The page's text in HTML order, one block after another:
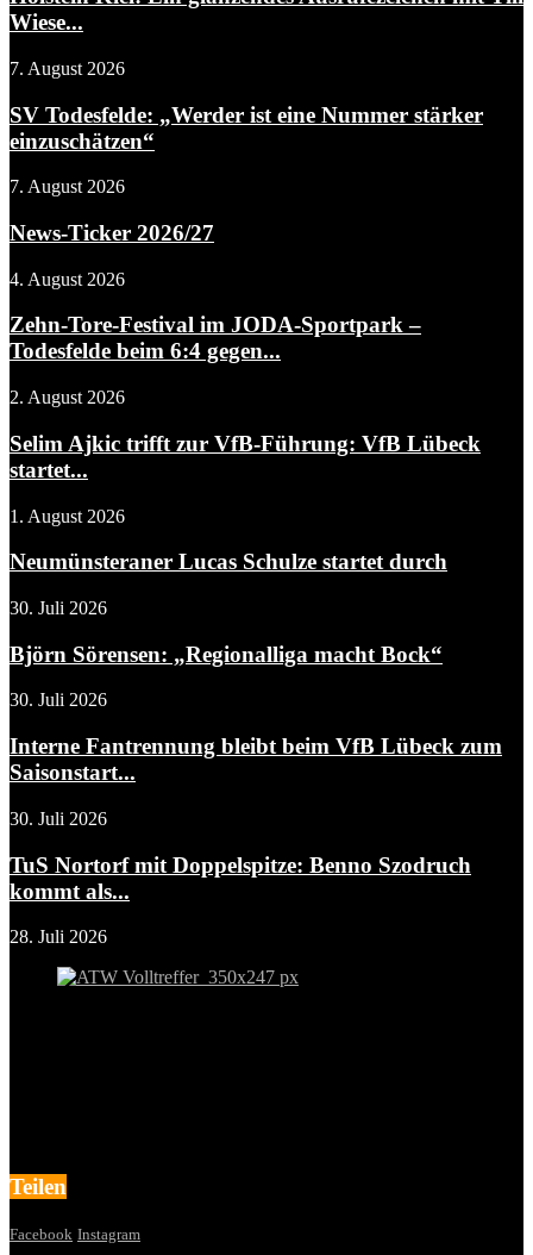
Wiese...
7. August 2026
SV Todesfelde: „Werder ist eine Nummer stärker
einzuschätzen“
7. August 2026
News-Ticker 2026/27
4. August 2026
Zehn-Tore-Festival im JODA-Sportpark –
Todesfelde beim 6:4 gegen...
2. August 2026
Selim Ajkic trifft zur VfB-Führung: VfB Lübeck
startet...
1. August 2026
Neumünsteraner Lucas Schulze startet durch
30. Juli 2026
Björn Sörensen: „Regionalliga macht Bock“
30. Juli 2026
Interne Fantrennung bleibt beim VfB Lübeck zum
Saisonstart...
30. Juli 2026
TuS Nortorf mit Doppelspitze: Benno Szodruch
kommt als...
28. Juli 2026
Teilen
Facebook Instagram